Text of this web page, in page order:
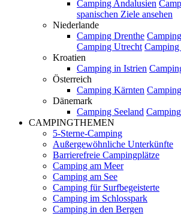
Camping Andalusien
spanischen Ziele ansehen
Niederlande
Camping Drenthe
Camping Utrecht
Kroatien
Camping in Istrien
Österreich
Camping Kärnten
Dänemark
Camping Seeland
CAMPINGTHEMEN
5-Sterne-Camping
Außergewöhnliche Unterkünfte
Barrierefreie Campingplätze
Camping am Meer
Camping am See
Camping für Surfbegeisterte
Camping im Schlosspark
Camping in den Bergen